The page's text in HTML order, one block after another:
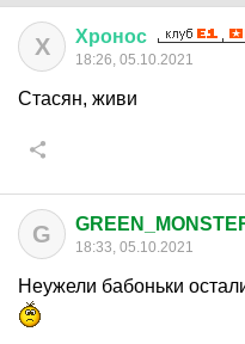
Х Хронос
18:26, 05.10.2021
Стасян, живи
G 18:33, 05.10.2021
Неужели бабоньки